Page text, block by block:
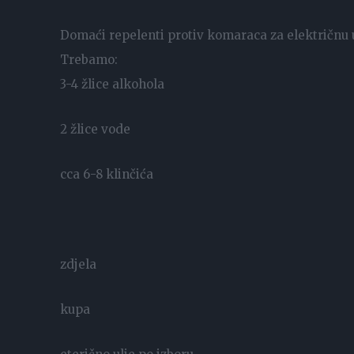
Domaći repelenti protiv komaraca za električnu
Trebamo:
3-4 žlice alkohola
2 žlice vode
cca 6-8 klinčića
zdjela
kupa